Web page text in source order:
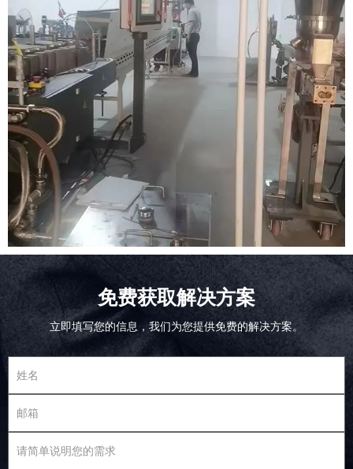
免费获取解决方案
立即填写您的信息，我们为您提供免费的解决方案。